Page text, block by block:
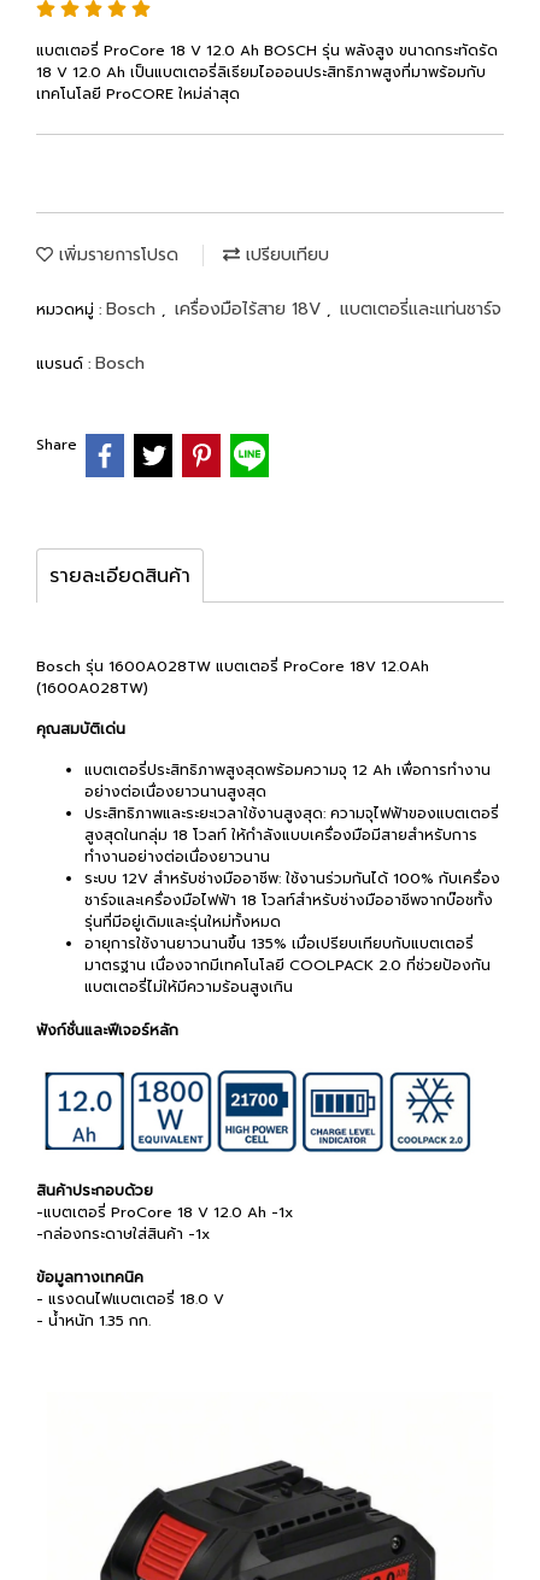
แบตเตอรี่ ProCore 18 V 12.0 Ah BOSCH รุ่น พลังสูง ขนาดกระทัดรัด
18 V 12.0 Ah เป็นแบตเตอรี่ลิเธียมไอออนประสิทธิภาพสูงที่มาพร้อมกับ
เทคโนโลยี ProCORE ใหม่ล่าสุด
เพิ่มรายการโปรด เปรียบเทียบ
หมวดหมู่ : Bosch , เครื่องมือไร้สาย 18V , แบตเตอรี่และแท่นชาร์จ
แบรนด์ : Bosch
Share
รายละเอียดสินค้า
Bosch รุ่น 1600A028TW แบตเตอรี่ ProCore 18V 12.0Ah
(1600A028TW)
คุณสมบัติเด่น​
แบตเตอรี่ประสิทธิภาพสูงสุดพร้อมความจุ 12 Ah เพื่อการทำงาน
อย่างต่อเนื่องยาวนานสูงสุด
ประสิทธิภาพและระยะเวลาใช้งานสูงสุด: ความจุไฟฟ้าของแบตเตอรี่
สูงสุดในกลุ่ม 18 โวลท์ ให้กำลังแบบเครื่องมือมีสายสำหรับการ
ทำงานอย่างต่อเนื่องยาวนาน
ระบบ 12V สำหรับช่างมืออาชีพ: ใช้งานร่วมกันได้ 100% กับเครื่อง
ชาร์จและเครื่องมือไฟฟ้า 18 โวลท์สำหรับช่างมืออาชีพจากบ๊อชทั้ง
รุ่นที่มีอยู่เดิมและรุ่นใหม่ทั้งหมด
อายุการใช้งานยาวนานขึ้น 135% เมื่อเปรียบเทียบกับแบตเตอรี่
มาตรฐาน เนื่องจากมีเทคโนโลยี COOLPACK 2.0 ที่ช่วยป้องกัน
แบตเตอรี่ไม่ให้มีความร้อนสูงเกิน
ฟังก์ชั่นและฟีเจอร์หลัก
สินค้าประกอบด้วย
-แบตเตอรี่ ProCore 18 V 12.0 Ah -1x
-กล่องกระดาษใส่สินค้า -1x
ข้อมูลทางเทคนิค
- แรงดนไฟแบตเตอรี่ 18.0 V
- น้ำหนัก 1.35 กก.